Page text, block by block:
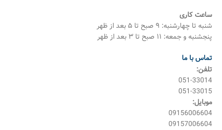
ساعت کاری
شنبه تا چهارشنبه: ۹ صبح تا ۵ بعد از ظهر
پنجشنبه و جمعه: ۱۱ صبح تا ۳ بعد از ظهر
تماس با ما
تلفن:
051-33014
051-33015
موبایل:
09156006604
09157006604